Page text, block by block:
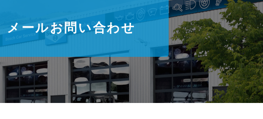
メールお問い合わせ